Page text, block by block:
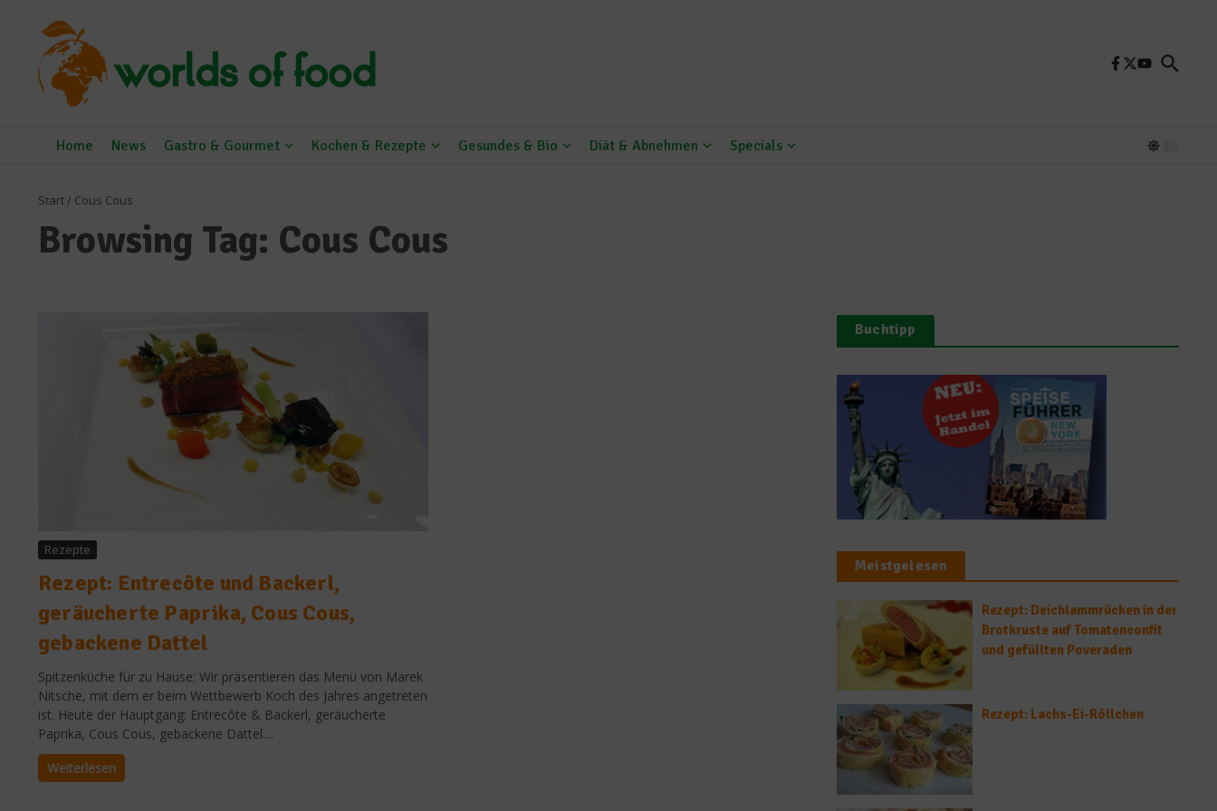
Home News Gastro & Gourmet Kochen & Rezepte Gesundes & Bio Diät & Abnehmen Specials
Start/ Cous Cous
Browsing Tag: Cous Cous
Rezepte
Rezept: Entrecôte und Backerl,
geräucherte Paprika, Cous Cous,
gebackene Dattel
Spitzenküche für zu Hause: Wir präsentieren das Menü von Marek
Nitsche, mit dem er beim Wettbewerb Koch des Jahres angetreten
ist. Heute der Hauptgang: Entrecôte & Backerl, geräucherte
Paprika, Cous Cous, gebackene Dattel....
Weiterlesen
Buchtipp
Meistgelesen
Rezept: Deichlammrücken in der
Brotkruste auf Tomatenconfit
und gefüllten Poveraden
Rezept: Lachs-Ei-Röllchen